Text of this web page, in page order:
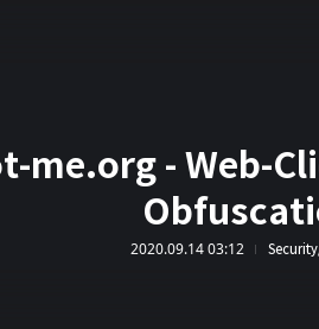
me.org - Web-
2020.09.14 03:12